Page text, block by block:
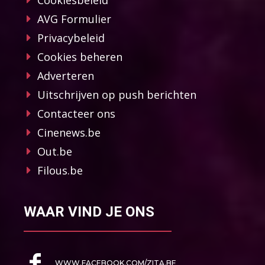
AVG Formulier
Privacybeleid
Cookies beheren
Adverteren
Uitschrijven op push berichten
Contacteer ons
Cinenews.be
Out.be
Filous.be
WAAR VIND JE ONS
WWW.FACEBOOK.COM/ZITA.BE